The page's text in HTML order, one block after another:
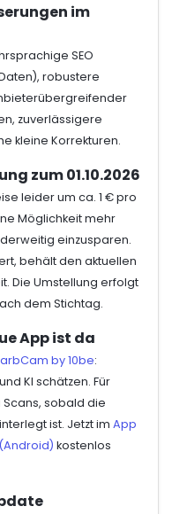
im
SEO
robustere
zuverlässigere
kleine Korrekturen.
zum 01.10.2026
leider um ca. 1 € pro
Möglichkeit mehr
einzusparen.
behält den aktuellen
Die Umstellung erfolgt
dem Stichtag.
App ist da
by 10be:
KI schätzen. Für
sobald die
ist. Jetzt im App
kostenlos